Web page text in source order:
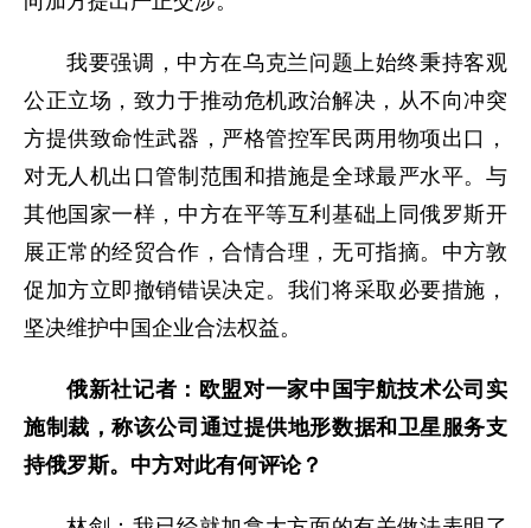
我要强调，中方在乌克兰问题上始终秉持客观
公正立场，致力于推动危机政治解决，从不向冲突
方提供致命性武器，严格管控军民两用物项出口，
对无人机出口管制范围和措施是全球最严水平。与
其他国家一样，中方在平等互利基础上同俄罗斯开
展正常的经贸合作，合情合理，无可指摘。中方敦
促加方立即撤销错误决定。我们将采取必要措施，
坚决维护中国企业合法权益。
俄新社记者：欧盟对一家中国宇航技术公司实
施制裁，称该公司通过提供地形数据和卫星服务支
持俄罗斯。中方对此有何评论？